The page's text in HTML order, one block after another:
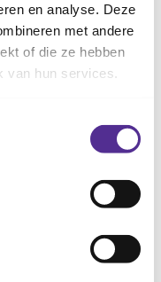
en analyse. Deze
met andere
of die ze hebben
van hun services.
onderwerp was ',
je twijfelt of huiselijke
met ons op.
je mee. Of neem
Rijnmond.